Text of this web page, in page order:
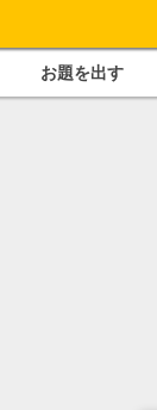
お題を出す